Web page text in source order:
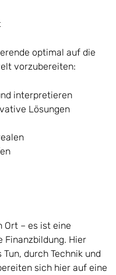
optimal auf die
vorzubereiten:
interpretieren
Lösungen
Ort – es ist eine
Hier
durch Technik und
sich hier auf eine